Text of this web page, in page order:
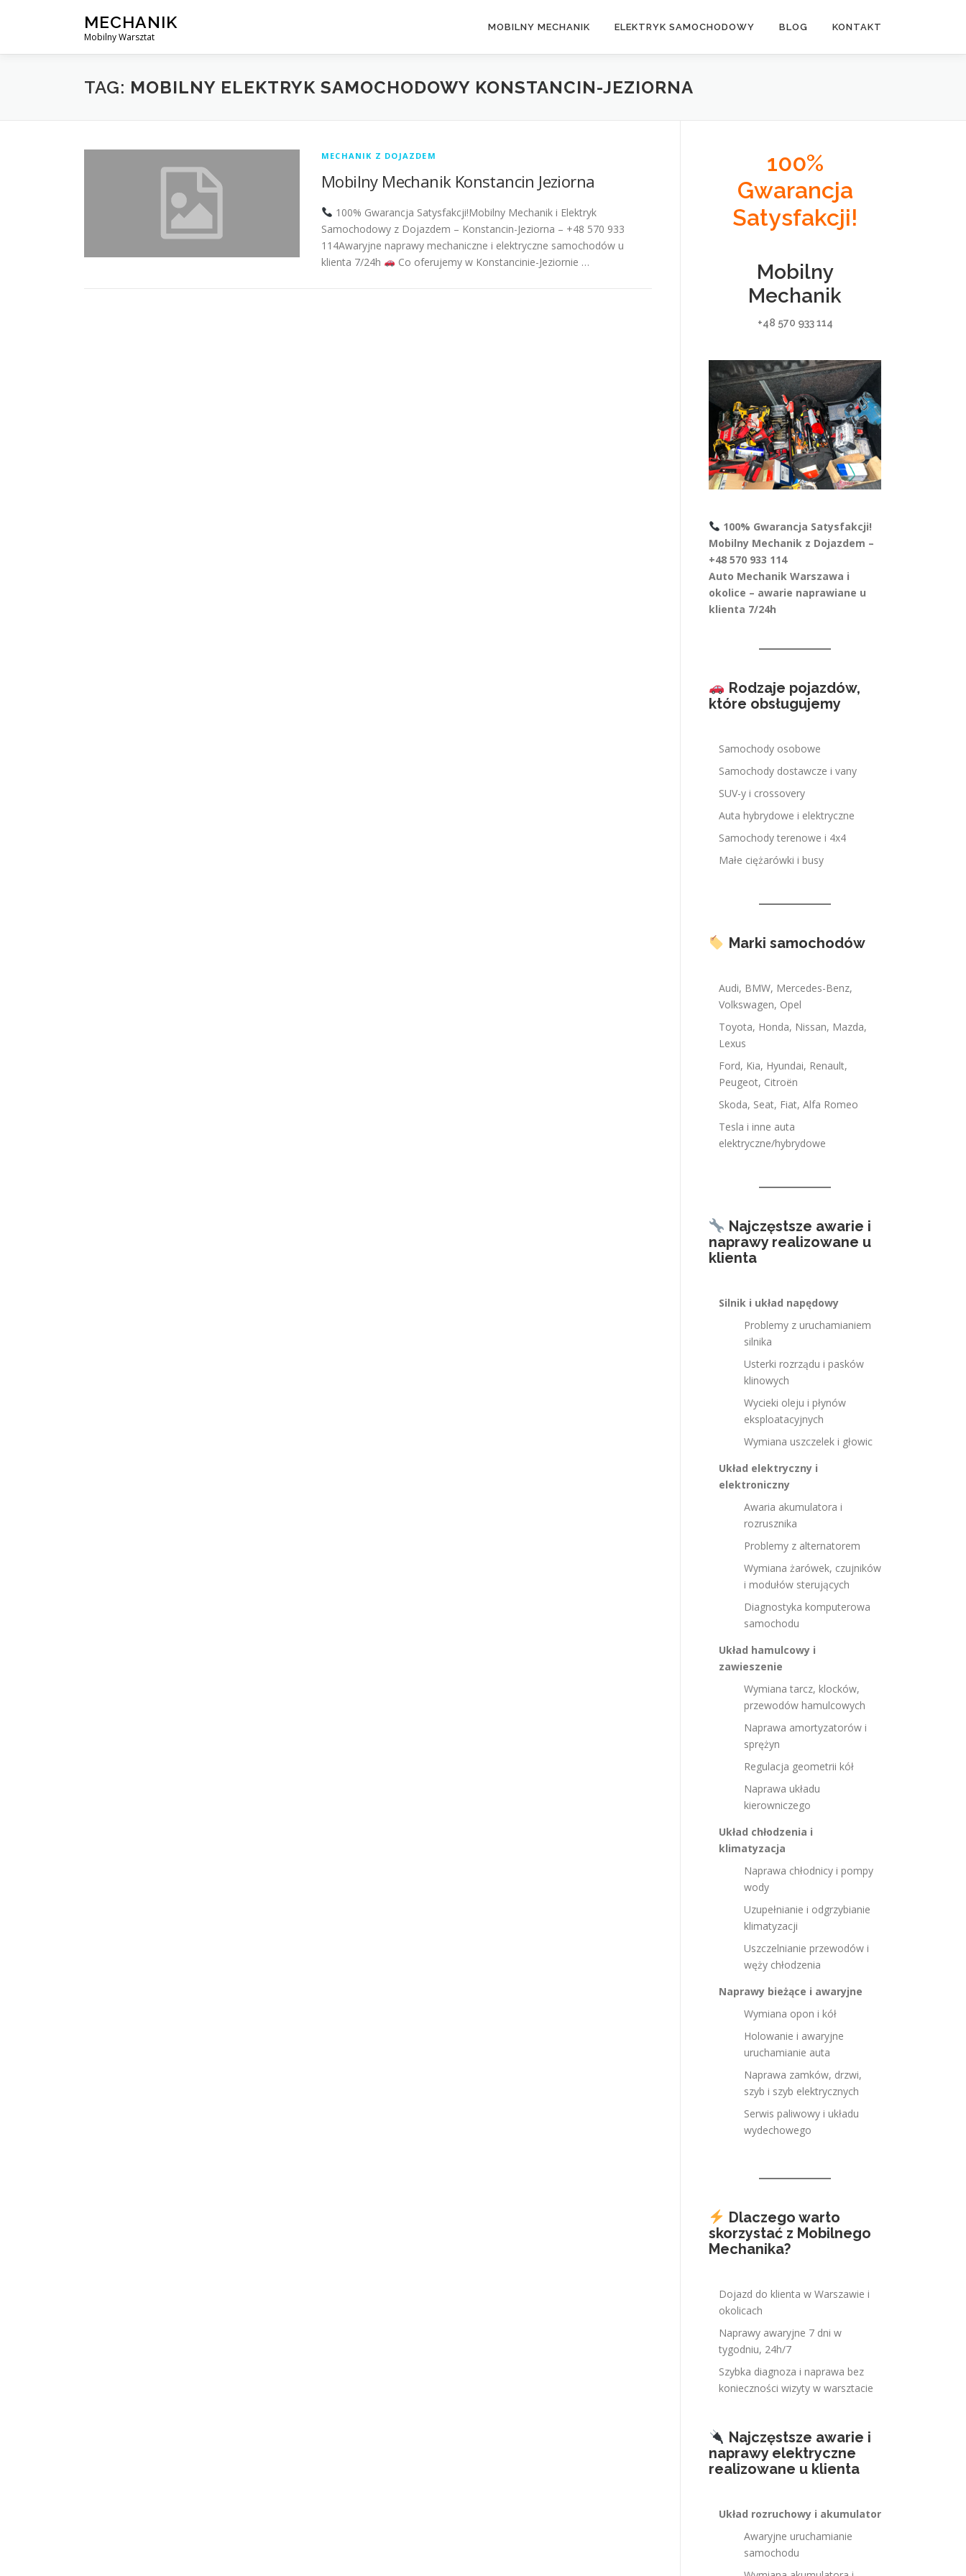
MECHANIK
Mobilny Warsztat
MOBILNY MECHANIK ELEKTRYK SAMOCHODOWY BLOG KONTAKT
TAG: MOBILNY ELEKTRYK SAMOCHODOWY KONSTANCIN-JEZIORNA
MECHANIK Z DOJAZDEM
Mobilny Mechanik Konstancin Jeziorna
100% Gwarancja Satysfakcji!Mobilny Mechanik i Elektryk
Samochodowy z Dojazdem – Konstancin-Jeziorna – +48 570 933
114Awaryjne naprawy mechaniczne i elektryczne samochodów u
klienta 7/24h
Co oferujemy w Konstancinie-Jeziornie …
100%
Gwarancja
Satysfakcji!
Mobilny
Mechanik
+48 570 933 114
100% Gwarancja Satysfakcji!
Mobilny Mechanik z Dojazdem –
+48 570 933 114
Auto Mechanik Warszawa i
okolice – awarie naprawiane u
klienta 7/24h
Rodzaje pojazdów,
które obsługujemy
Samochody osobowe
Samochody dostawcze i vany
SUV-y i crossovery
Auta hybrydowe i elektryczne
Samochody terenowe i 4x4
Małe ciężarówki i busy
Marki samochodów
Audi, BMW, Mercedes-Benz,
Volkswagen, Opel
Toyota, Honda, Nissan, Mazda,
Lexus
Ford, Kia, Hyundai, Renault,
Peugeot, Citroën
Skoda, Seat, Fiat, Alfa Romeo
Tesla i inne auta
elektryczne/hybrydowe
Najczęstsze awarie i
naprawy realizowane u
klienta
Silnik i układ napędowy
Problemy z uruchamianiem
silnika
Usterki rozrządu i pasków
klinowych
Wycieki oleju i płynów
eksploatacyjnych
Wymiana uszczelek i głowic
Układ elektryczny i
elektroniczny
Awaria akumulatora i
rozrusznika
Problemy z alternatorem
Wymiana żarówek, czujników
i modułów sterujących
Diagnostyka komputerowa
samochodu
Układ hamulcowy i
zawieszenie
Wymiana tarcz, klocków,
przewodów hamulcowych
Naprawa amortyzatorów i
sprężyn
Regulacja geometrii kół
Naprawa układu
kierowniczego
Układ chłodzenia i
klimatyzacja
Naprawa chłodnicy i pompy
wody
Uzupełnianie i odgrzybianie
klimatyzacji
Uszczelnianie przewodów i
węży chłodzenia
Naprawy bieżące i awaryjne
Wymiana opon i kół
Holowanie i awaryjne
uruchamianie auta
Naprawa zamków, drzwi,
szyb i szyb elektrycznych
Serwis paliwowy i układu
wydechowego
Dlaczego warto
skorzystać z Mobilnego
Mechanika?
Dojazd do klienta w Warszawie i
okolicach
Naprawy awaryjne 7 dni w
tygodniu, 24h/7
Szybka diagnoza i naprawa bez
konieczności wizyty w warsztacie
Najczęstsze awarie i
naprawy elektryczne
realizowane u klienta
Układ rozruchowy i akumulator
Awaryjne uruchamianie
samochodu